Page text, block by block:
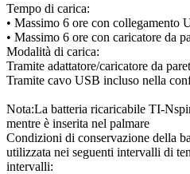
Tempo di carica:
• Massimo 6 ore con collegamento
• Massimo 6 ore con caricatore da
Modalità di carica:
Tramite adattatore/caricatore da
Tramite cavo USB incluso nella
Nota:La batteria ricaricabile TI-
mentre è inserita nel palmare
Condizioni di conservazione della
utilizzata nei seguenti intervalli di
intervalli: